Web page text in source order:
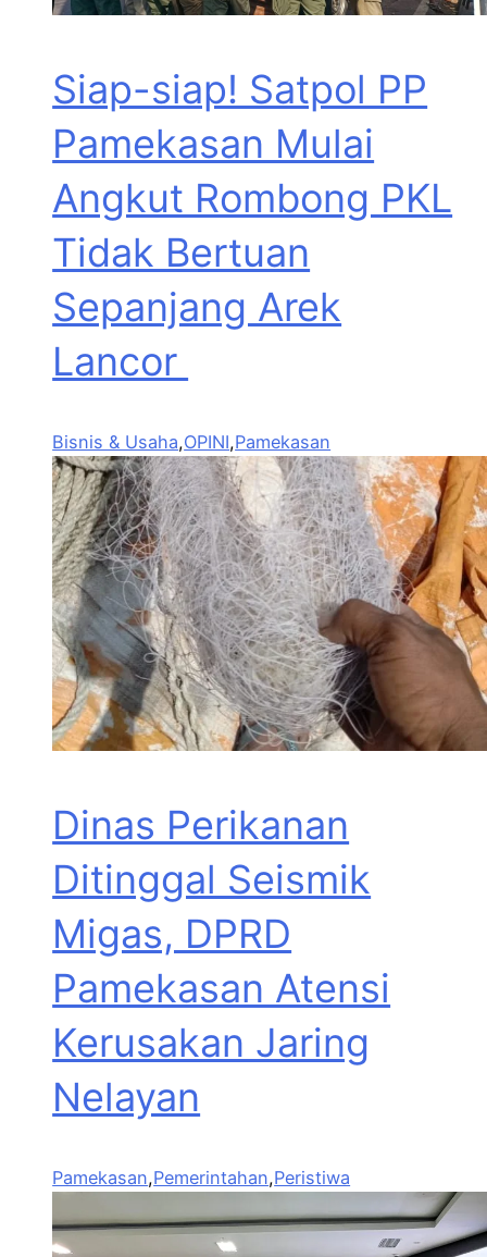
Siap-siap! Satpol PP
Pamekasan Mulai
Angkut Rombong PKL
Tidak Bertuan
Sepanjang Arek
Lancor
Bisnis & Usaha,OPINI,Pamekasan
Dinas Perikanan
Ditinggal Seismik
Migas, DPRD
Pamekasan Atensi
Kerusakan Jaring
Nelayan
Pamekasan,Pemerintahan,Peristiwa